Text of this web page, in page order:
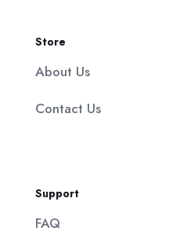
Store
About Us
Contact Us
Support
FAQ